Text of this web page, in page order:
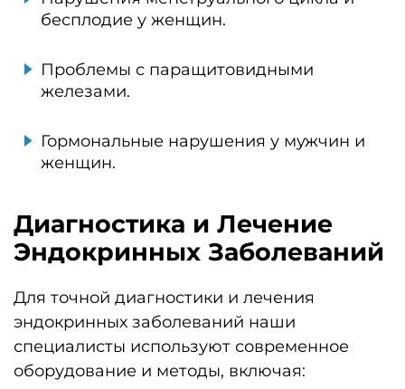
бесплодие у женщин.
Проблемы с паращитовидными
железами.
Гормональные нарушения у мужчин и
женщин.
Диагностика и Лечение
Эндокринных Заболеваний
Для точной диагностики и лечения
эндокринных заболеваний наши
специалисты используют современное
оборудование и методы, включая: